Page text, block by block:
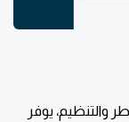
والتنظيم، يوفر